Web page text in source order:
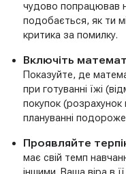
чудово попрацював
подобається, як ти
критика за помилку.
Включіть
Показуйте, де
при готуванні їжі
покупок
плануванні
Проявляйте
має свій темп